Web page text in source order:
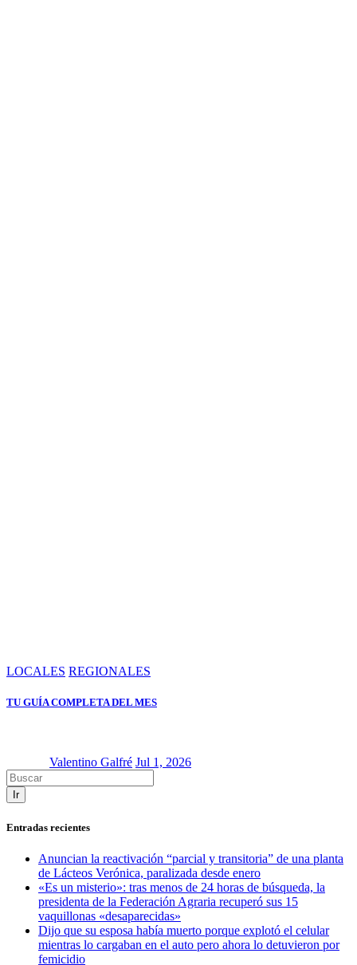
LOCALES REGIONALES
TU GUÍA COMPLETA DEL MES
Valentino Galfré Jul 1, 2026
Ir
Entradas recientes
Anuncian la reactivación “parcial y transitoria” de una planta
de Lácteos Verónica, paralizada desde enero
«Es un misterio»: tras menos de 24 horas de búsqueda, la
presidenta de la Federación Agraria recuperó sus 15
vaquillonas «desaparecidas»
Dijo que su esposa había muerto porque explotó el celular
mientras lo cargaban en el auto pero ahora lo detuvieron por
femicidio